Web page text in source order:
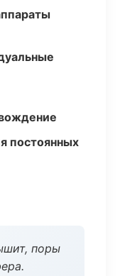
постоянных
поры